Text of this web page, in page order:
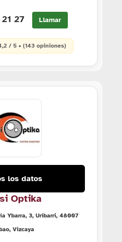
27 Llamar
/ 5 • (143 opiniones)
los datos
Optika
Ybarra, 3, Uríbarri, 48007
Vizcaya